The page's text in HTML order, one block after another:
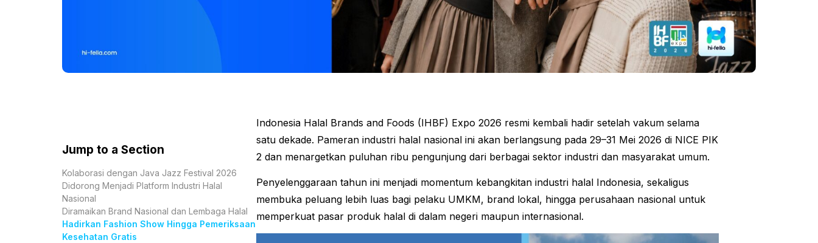
Jump to a Section
Kolaborasi dengan Java Jazz Festival 2026
Didorong Menjadi Platform Industri Halal
Nasional
Diramaikan Brand Nasional dan Lembaga Halal
Hadirkan Fashion Show Hingga Pemeriksaan
Kesehatan Gratis
Indonesia Halal Brands and Foods (IHBF) Expo 2026 resmi kembali hadir setelah vakum selama
satu dekade. Pameran industri halal nasional ini akan berlangsung pada 29–31 Mei 2026 di NICE PIK
2 dan menargetkan puluhan ribu pengunjung dari berbagai sektor industri dan masyarakat umum.
Penyelenggaraan tahun ini menjadi momentum kebangkitan industri halal Indonesia, sekaligus
membuka peluang lebih luas bagi pelaku UMKM, brand lokal, hingga perusahaan nasional untuk
memperkuat pasar produk halal di dalam negeri maupun internasional.